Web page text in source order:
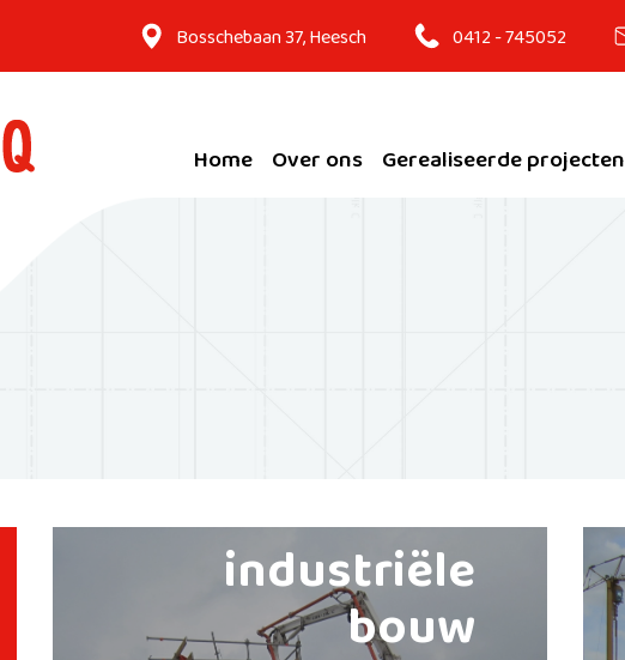
Bosschebaan 37, Heesch 0412 - 745052
Home Over ons Gerealiseerde projecten
industriële